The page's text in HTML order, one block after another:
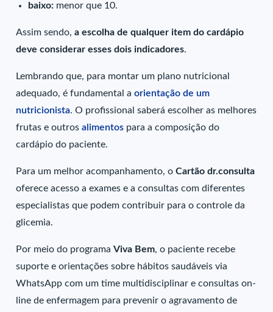
baixo: menor que 10.
Assim sendo, a escolha de qualquer item do cardápio
deve considerar esses dois indicadores.
Lembrando que, para montar um plano nutricional
adequado, é fundamental aorientação de um
nutricionista. O profissional saberá escolher as melhores
frutas e outrosalimentos para a composição do
cardápio do paciente.
Para um melhor acompanhamento, oCartão dr.consulta
oferece acesso a exames e a consultas com diferentes
especialistas que podem contribuir para o controle da
glicemia.
Por meio do programaViva Bem, o paciente recebe
suporte e orientações sobre hábitos saudáveis via
WhatsApp com um time multidisciplinar e consultas on-
line de enfermagem para prevenir o agravamento de